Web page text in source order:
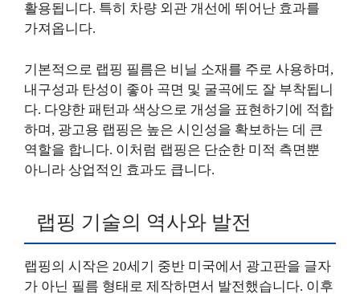
활용됩니다. 특히 차량 외관 개선에 뛰어난 효과를
가져옵니다.
기본적으로 랩핑 필름은 비닐 소재를 주로 사용하며,
내구성과 탄성이 좋아 곡면 및 굴곡에도 잘 부착됩니
다. 다양한 패턴과 색상으로 개성을 표현하기에 적합
하며, 광고용 랩핑은 높은 시인성을 확보하는 데 큰
역할을 합니다. 이처럼 랩핑은 단순한 미적 측면뿐
아니라 상업적인 효과도 큽니다.
랩핑 기술의 역사와 발전
랩핑의 시작은 20세기 중반 미국에서 광고판을 글자
가 아닌 필름 형태로 제작하면서 발전했습니다. 이후